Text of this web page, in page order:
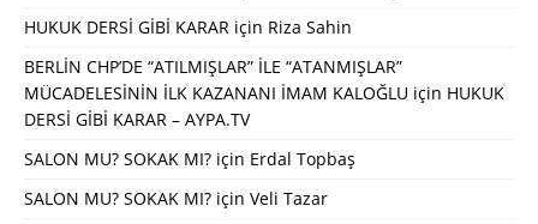
HUKUK DERSİ GİBİ KARAR için Riza Sahin
BERLİN CHP’DE “ATILMIŞLAR” İLE “ATANMIŞLAR”
MÜCADELESİNİN İLK KAZANANI İMAM KALOĞLU için HUKUK
DERSİ GİBİ KARAR – AYPA.TV
SALON MU? SOKAK MI? için Erdal Topbaş
SALON MU? SOKAK MI? için Veli Tazar